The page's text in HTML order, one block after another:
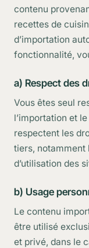
contenu
recettes de
d’importation
fonctionnalité,
a) Respect des
Vous êtes seul
l’importation et
respectent les
tiers, notamment
d’utilisation des
b) Usage
Le contenu
être utilisé
et privé, dans le